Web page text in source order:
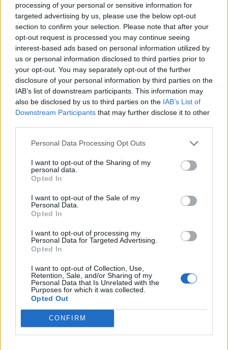
processing of your personal or sensitive information for
targeted advertising by us, please use the below opt-out
section to confirm your selection. Please note that after your
opt-out request is processed you may continue seeing
interest-based ads based on personal information utilized by
us or personal information disclosed to third parties prior to
your opt-out. You may separately opt-out of the further
disclosure of your personal information by third parties on the
IAB’s list of downstream participants. This information may
also be disclosed by us to third parties on the IAB’s List of
Downstream Participants that may further disclose it to other
Personal Data Processing Opt Outs
I want to opt-out of the Sharing of my
personal data.
Opted In
I want to opt-out of the Sale of my
Personal Data.
Opted In
I want to opt-out of processing my
Personal Data for Targeted Advertising.
Opted In
I want to opt-out of Collection, Use,
Retention, Sale, and/or Sharing of my
Personal Data that Is Unrelated with the
Purposes for which it was collected.
Opted Out
CONFIRM
ADVERTORIALS
ΕΥΕΞΊΑ
Επιπεφυκίτιδα: Πώς θα
καταλάβετε αν είναι αλλεργία ή
λοίμωξη;
1 Απριλίου 2025
Η χρόνια λοίμωξη του εντέρου
μπορεί να σχετίζεται με τη νόσο
Αλτσχάιμερ
20 Δεκεμβρίου 2024
Τελευταία Νέα
λέτε σε έναν επισκέπτη
27 Φεβρουαρίου 2026
Πάνω από 100 μωρά έχουν
γεννηθεί μέσω εξωσωματικής, με
την υποστήριξη της Be-Live
27 Φεβρουαρίου 2026